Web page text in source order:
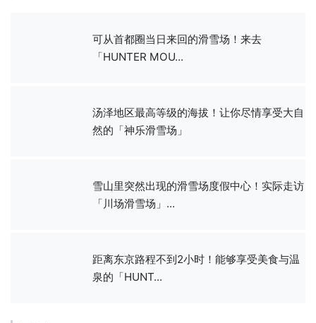
可从首都圈当日来回的滑雪场！来去
「HUNTER MOU...
汤泽地区最高等级的海拔！让你尽情享受大自
然的「神乐滑雪场」
雪山里突然出现的滑雪场度假中心！实际走访
「川场滑雪场」...
距离东京路程不到2小时！能够享受美食与温
泉的「HUNT...